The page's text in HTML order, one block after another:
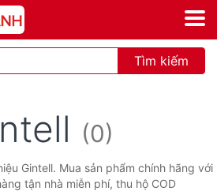
Tìm kiếm
(0)
Gintell. Mua sản phẩm chính hãng với
tận nhà miễn phí, thu hộ COD